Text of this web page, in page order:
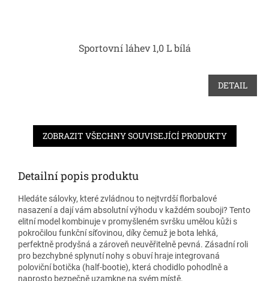
Sportovní láhev 1,0 L bílá
DETAIL
ZOBRAZIT VŠECHNY SOUVISEJÍCÍ PRODUKTY
Detailní popis produktu
Hledáte sálovky, které zvládnou to nejtvrdší florbalové
nasazení a dají vám absolutní výhodu v každém souboji? Tento
elitní model kombinuje v promyšleném svršku umělou kůži s
pokročilou funkční síťovinou, díky čemuž je bota lehká,
perfektně prodyšná a zároveň neuvěřitelně pevná. Zásadní roli
pro bezchybné splynutí nohy s obuví hraje integrovaná
poloviční botička (half-bootie), která chodidlo pohodlně a
naprosto bezpečně uzamkne na svém místě.